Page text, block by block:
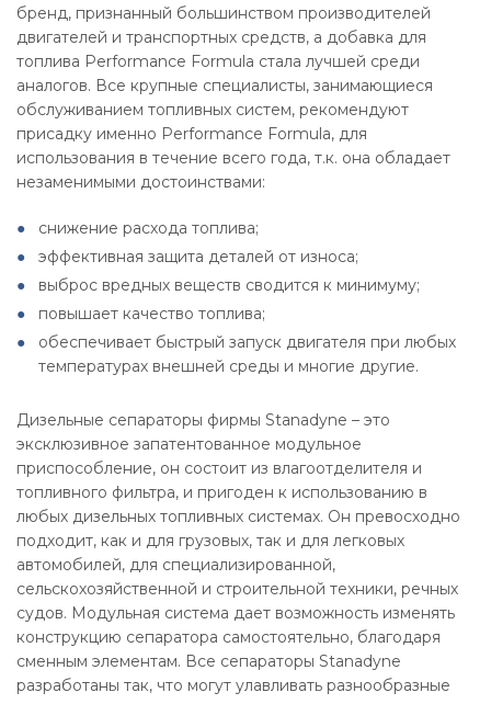
бренд, признанный большинством производителей
двигателей и транспортных средств, а добавка для
топлива Performance Formula стала лучшей среди
аналогов. Все крупные специалисты, занимающиеся
обслуживанием топливных систем, рекомендуют
присадку именно Performance Formula, для
использования в течение всего года, т.к. она обладает
незаменимыми достоинствами:
снижение расхода топлива;
эффективная защита деталей от износа;
выброс вредных веществ сводится к минимуму;
повышает качество топлива;
обеспечивает быстрый запуск двигателя при любых
температурах внешней среды и многие другие.
Дизельные сепараторы фирмы Stanadyne – это
эксклюзивное запатентованное модульное
приспособление, он состоит из влагоотделителя и
топливного фильтра, и пригоден к использованию в
любых дизельных топливных системах. Он превосходно
подходит, как и для грузовых, так и для легковых
автомобилей, для специализированной,
сельскохозяйственной и строительной техники, речных
судов. Модульная система дает возможность изменять
конструкцию сепаратора самостоятельно, благодаря
сменным элементам. Все сепараторы Stanadyne
разработаны так, что могут улавливать разнообразные